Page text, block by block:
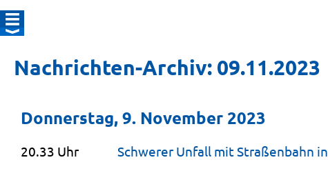
Nachrichten-Archiv: 09.11.2023
Donnerstag, 9. November 2023
20.33 Uhr Schwerer Unfall mit Straßenbahn in